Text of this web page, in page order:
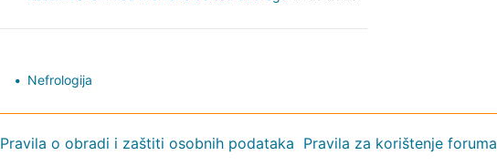
Nefrologija
Pravila o obradi i zaštiti osobnih podataka Pravila za korištenje foruma